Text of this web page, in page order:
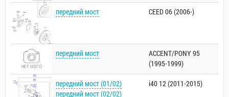
передний мост CEED 06 (2006-)
передний мост
ACCENT/PONY 95
(1995-1999)
передний мост (01/02)
передний мост (02/02)
i40 12 (2011-2015)